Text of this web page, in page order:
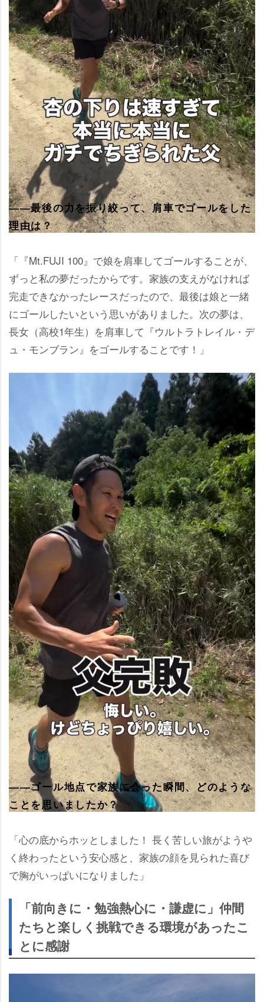
――最後の力を振り絞って、肩車でゴールをした
理由は？
「『Mt.FUJI 100』で娘を肩車してゴールすることが、
ずっと私の夢だったからです。家族の支えがなければ
完走できなかったレースだったので、最後は娘と一緒
にゴールしたいという思いがありました。次の夢は、
長女（高校1年生）を肩車して『ウルトラトレイル・デ
ュ・モンブラン』をゴールすることです！」
――ゴール地点で家族に会った瞬間、どのような
ことを思いましたか？
「心の底からホッとしました！ 長く苦しい旅がよう
く終わったという安心感と、家族の顔を見られた喜び
で胸がいっぱいになりました」
「前向きに・勉強熱心に・謙虚に」仲間
たちと楽しく挑戦できる環境があったこ
とに感謝